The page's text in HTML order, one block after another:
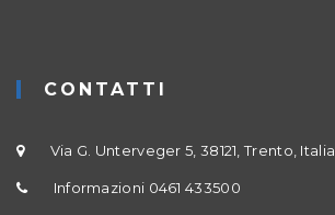
CONTATTI
Via G. Unterveger 5, 38121, Trento, Italia
Informazioni 0461 433500